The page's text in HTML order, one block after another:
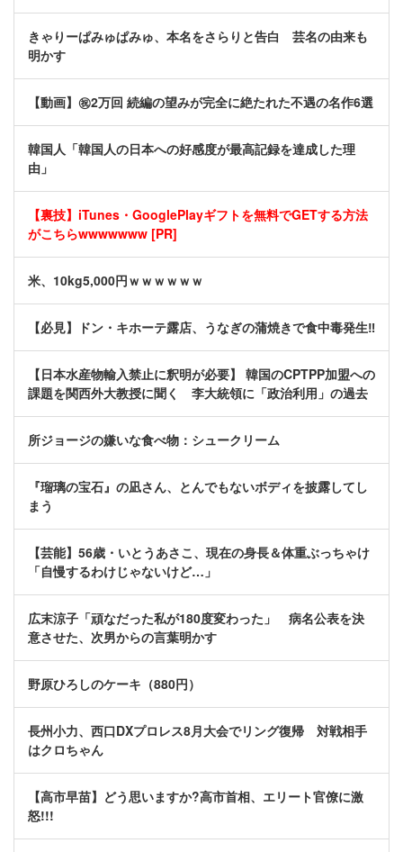
きゃりーぱみゅぱみゅ、本名をさらりと告白 芸名の由来も
明かす
【動画】㊗️2万回 続編の望みが完全に絶たれた不遇の名作6選
韓国人「韓国人の日本への好感度が最高記録を達成した理
由」
【裏技】iTunes・GooglePlayギフトを無料でGETする方法
がこちらwwwwwww [PR]
米、10kg5,000円ｗｗｗｗｗｗ
【必見】ドン・キホーテ露店、うなぎの蒲焼きで食中毒発生‼
【日本水産物輸入禁止に釈明が必要】 韓国のCPTPP加盟への
課題を関西外大教授に聞く 李大統領に「政治利用」の過去
所ジョージの嫌いな食べ物：シュークリーム
『瑠璃の宝石』の凪さん、とんでもないボディを披露してし
まう
【芸能】56歳・いとうあさこ、現在の身長＆体重ぶっちゃけ
「自慢するわけじゃないけど…」
広末涼子「頑なだった私が180度変わった」 病名公表を決
意させた、次男からの言葉明かす
野原ひろしのケーキ（880円）
長州小力、西口DXプロレス8月大会でリング復帰 対戦相手
はクロちゃん
【高市早苗】どう思いますか?高市首相、エリート官僚に激
怒!!!